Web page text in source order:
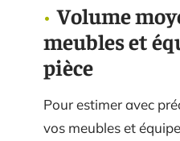
Volume
meubles et
pièce
Pour estimer avec
vos meubles et